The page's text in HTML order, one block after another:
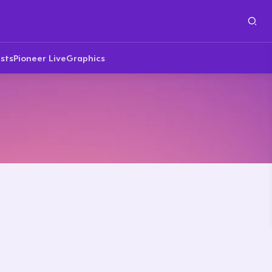
Pioneer LiveGraphics